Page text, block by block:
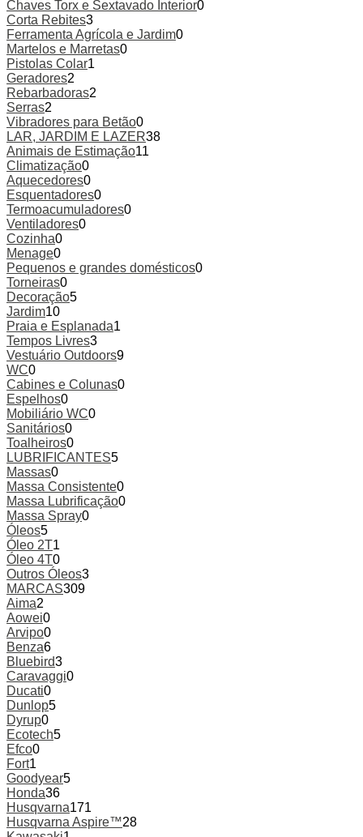
Chaves Torx e Sextavado Interior0
Corta Rebites3
Ferramenta Agrícola e Jardim0
Martelos e Marretas0
Pistolas Colar1
Geradores2
Rebarbadoras2
Serras2
Vibradores para Betão0
LAR, JARDIM E LAZER38
Animais de Estimação11
Climatização0
Aquecedores0
Esquentadores0
Termoacumuladores0
Ventiladores0
Cozinha0
Menage0
Pequenos e grandes domésticos0
Torneiras0
Decoração5
Jardim10
Praia e Esplanada1
Tempos Livres3
Vestuário Outdoors9
WC0
Cabines e Colunas0
Espelhos0
Mobiliário WC0
Sanitários0
Toalheiros0
LUBRIFICANTES5
Massas0
Massa Consistente0
Massa Lubrificação0
Massa Spray0
Óleos5
Óleo 2T1
Óleo 4T0
Outros Óleos3
MARCAS309
Aima2
Aowei0
Arvipo0
Benza6
Bluebird3
Caravaggi0
Ducati0
Dunlop5
Dyrup0
Ecotech5
Efco0
Fort1
Goodyear5
Honda36
Husqvarna171
Husqvarna Aspire™28